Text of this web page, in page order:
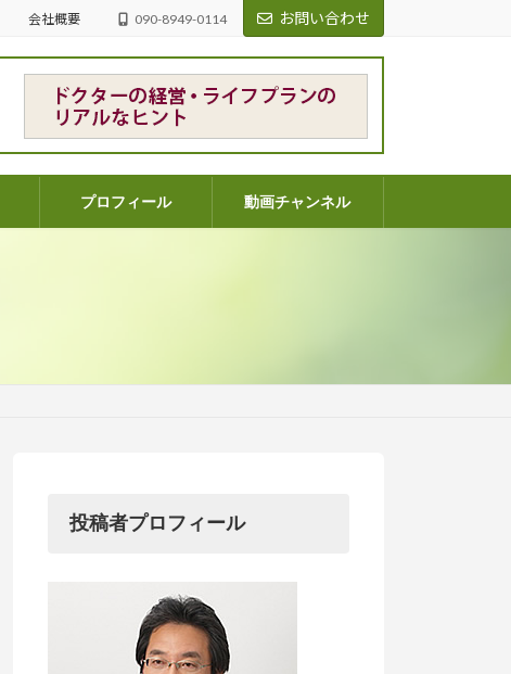
会社概要 090-8949-0114 お問い合わせ
プロフィール 動画チャンネル
投稿者プロフィール